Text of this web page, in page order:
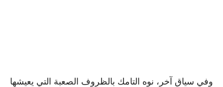
وفي سياق آخر، نوه التامك بالظروف الصعبة التي يعيشها